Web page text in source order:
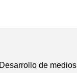
de medios